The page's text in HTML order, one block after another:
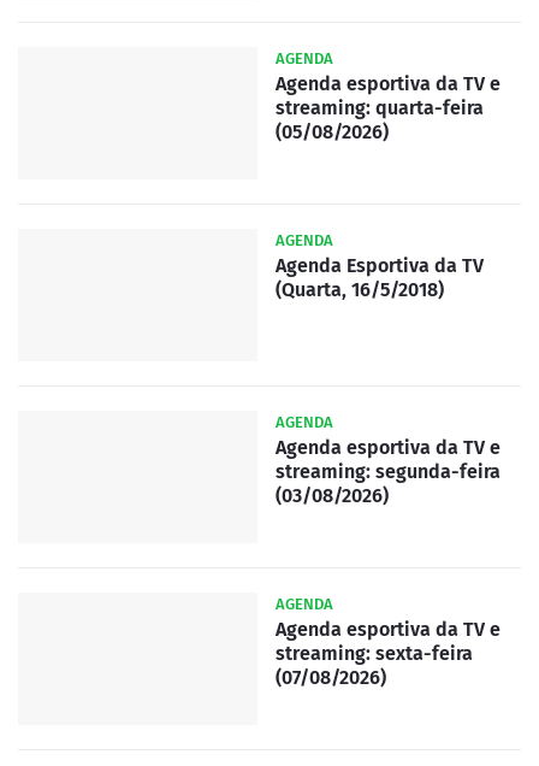
AGENDA
Agenda esportiva da TV e
streaming: quarta-feira
(05/08/2026)
AGENDA
Agenda Esportiva da TV
(Quarta, 16/5/2018)
AGENDA
Agenda esportiva da TV e
streaming: segunda-feira
(03/08/2026)
AGENDA
Agenda esportiva da TV e
streaming: sexta-feira
(07/08/2026)